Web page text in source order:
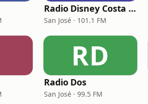
Radio Disney Costa Rica
San José · 101.1 FM
RD
Radio Dos
San José · 99.5 FM